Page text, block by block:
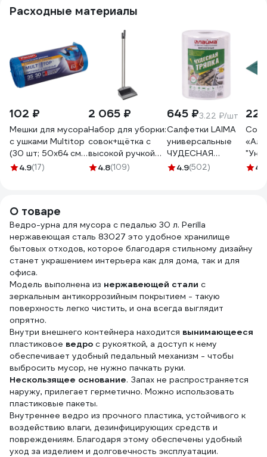
Расходные материалы
102 ₽
Мешки для мусора
с ушками Multitop
(30 шт; 50x64 см;
35 л; ПНД; 10.5
4.9(17)
2 065 ₽
Набор для уборки:
совок+щётка с
высокой ручкой
Apex Regina хром
4.8(109)
645 ₽3.22 ₽/шт
Салфетки LAIMA
универсальные
ЧУДЕСНАЯ
ТРЯПКА в рулоне,
4.9(502)
4.9
О товаре
Ведро-урна для мусора с педалью 30 л. Perilla
нержавеющая сталь 83027 это удобное хранилище
бытовых отходов, которое благодаря стильному дизайну
станет украшением интерьера как для дома, так и для
офиса.
Модель выполнена из нержавеющей стали с
зеркальным антикоррозийным покрытием - такую
поверхность легко чистить, и она всегда выглядит
опрятно.
Внутри внешнего контейнера находится вынимающееся
пластиковое ведро с рукояткой, а доступ к нему
обеспечивает удобный педальный механизм - чтобы
выбросить мусор, не нужно пачкать руки.
Нескользящее основание. Запах не распространяется
наружу, прилегает герметично. Можно использовать
пластиковые пакеты.
Внутреннее ведро из прочного пластика, устойчивого к
воздействию влаги, дезинфицирующих средств и
повреждениям. Благодаря этому обеспечены удобный
уход за изделием и долговечность эксплуатации.